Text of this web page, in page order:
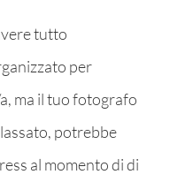
tutto
per
ma il tuo fotografo
potrebbe
al momento di di